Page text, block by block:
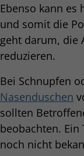
Ebenso kann es
und somit die
geht darum, die
reduzieren.
Bei Schnupfen
Nasenduschen
sollten
beobachten. Ein
noch nicht